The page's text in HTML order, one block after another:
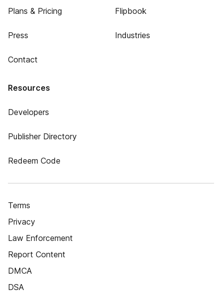
Plans & Pricing
Press
Contact
Flipbook
Industries
Resources
Developers
Publisher Directory
Redeem Code
Terms
Privacy
Law Enforcement
Report Content
DMCA
DSA